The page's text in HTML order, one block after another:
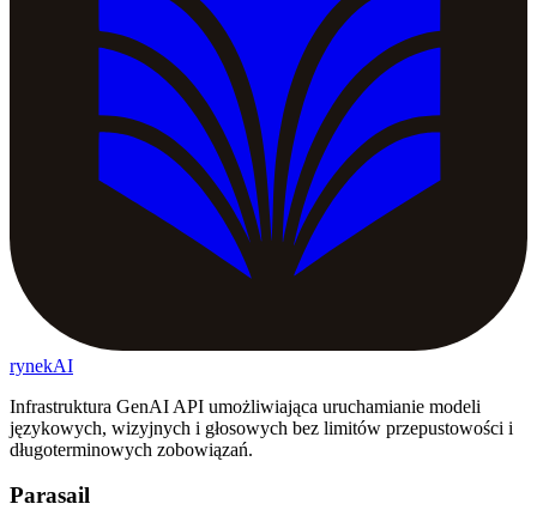
rynekAI
Infrastruktura GenAI API umożliwiająca uruchamianie modeli
językowych, wizyjnych i głosowych bez limitów przepustowości i
długoterminowych zobowiązań.
Parasail